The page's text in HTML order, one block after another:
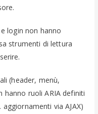
login non hanno
strumenti di lettura
(header, menù,
hanno ruoli ARIA definiti
via AJAX)